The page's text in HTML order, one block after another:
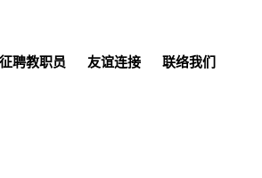
征聘教职员 友谊连接 联络我们